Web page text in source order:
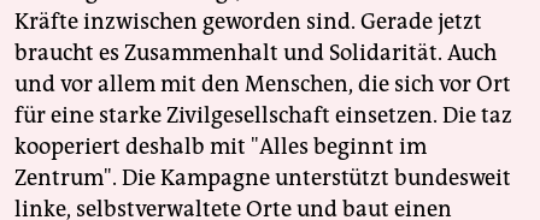
Kräfte inzwischen geworden sind. Gerade jetzt
braucht es Zusammenhalt und Solidarität. Auch
und vor allem mit den Menschen, die sich vor Ort
für eine starke Zivilgesellschaft einsetzen. Die taz
kooperiert deshalb mit "Alles beginnt im
Zentrum". Die Kampagne unterstützt bundesweit
linke, selbstverwaltete Orte und baut einen